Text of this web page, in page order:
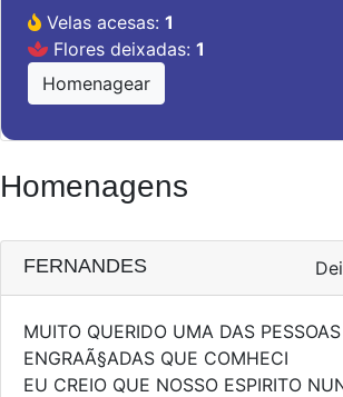
Velas acesas: 1
Flores deixadas: 1
Homenagear
Homenagens
FERNANDES
MUITO QUERIDO UMA DAS
ENGRAÃ§ADAS QUE COMHECI
EU CREIO QUE NOSSO ESPIRITO